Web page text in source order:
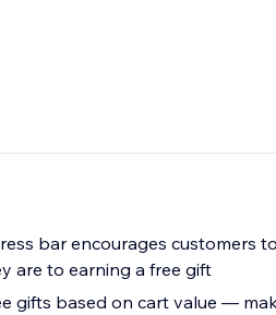
bar encourages customers
are to earning a free gift
gifts based on cart value —